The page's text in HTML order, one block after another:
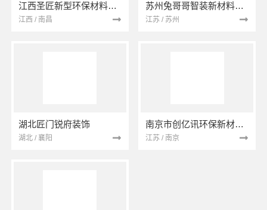
江西圣匠新型环保材料有限公司
江西 / 南昌
苏州兔哥哥智装新材料有限公司
江苏 / 苏州
湖北匠门锐府装饰
湖北 / 襄阳
南京市创亿讯环保新材料有限公司
江苏 / 南京